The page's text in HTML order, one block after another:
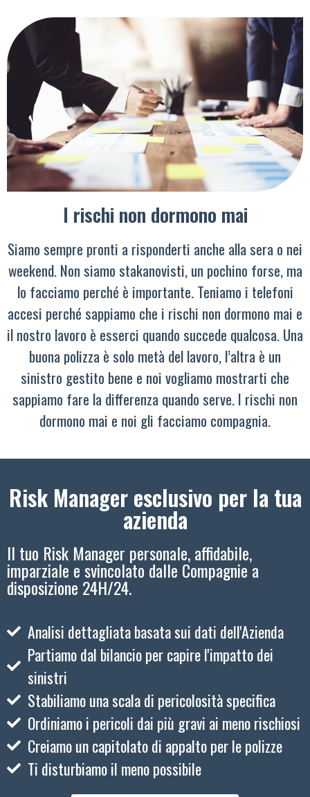
I rischi non dormono mai
Siamo sempre pronti a risponderti anche alla sera o nei
weekend. Non siamo stakanovisti, un pochino forse, ma
lo facciamo perché è importante. Teniamo i telefoni
accesi perché sappiamo che i rischi non dormono mai e
il nostro lavoro è esserci quando succede qualcosa. Una
buona polizza è solo metà del lavoro, l’altra è un
sinistro gestito bene e noi vogliamo mostrarti che
sappiamo fare la differenza quando serve. I rischi non
dormono mai e noi gli facciamo compagnia.
Risk Manager esclusivo per la tua
azienda
Il tuo Risk Manager personale, affidabile,
imparziale e svincolato dalle Compagnie a
disposizione 24H/24.
Analisi dettagliata basata sui dati dell'Azienda
Partiamo dal bilancio per capire l'impatto dei
sinistri
Stabiliamo una scala di pericolosità specifica
Ordiniamo i pericoli dai più gravi ai meno rischiosi
Creiamo un capitolato di appalto per le polizze
Ti disturbiamo il meno possibile